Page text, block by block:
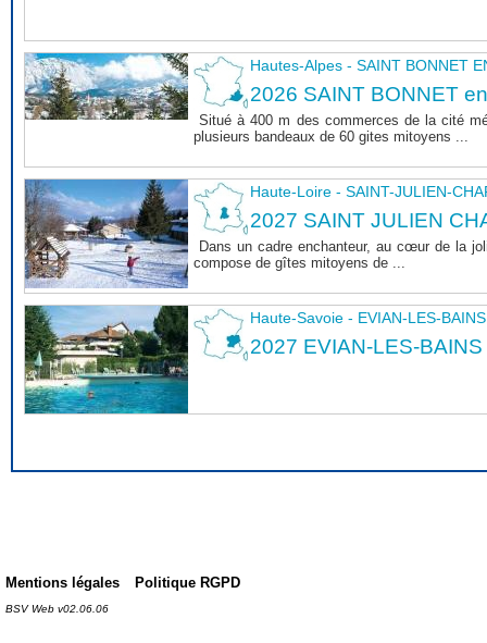
Hautes-Alpes - SAINT BONNET
2026 SAINT BONNET
Situé à 400 m des commerces de la cité
plusieurs bandeaux de 60 gites mitoyens ...
Haute-Loire - SAINT-JULIEN-
2027 SAINT JULIEN
Dans un cadre enchanteur, au cœur de la
compose de gîtes mitoyens de ...
Haute-Savoie - EVIAN-LES-BAINS
2027 EVIAN-LES-BAINS
Mentions légales Politique RGPD
BSV Web v02.06.06